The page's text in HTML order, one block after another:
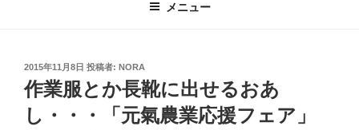
メニュー
投
稿
2015年11月8日 投稿者: NORA
作業服とか長靴に出せるおあ
し・・・「元氣農業応援フェア」